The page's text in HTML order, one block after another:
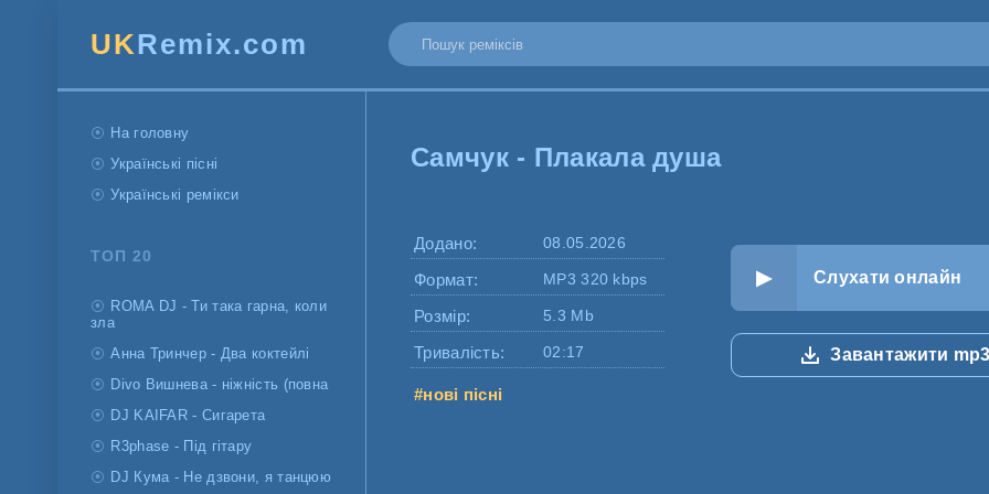
UKRemix.com
На головну
Українські пісні
Українські ремікси
ТОП 20
ROMA DJ - Ти така гарна, коли
зла
Анна Тринчер - Два коктейлі
Divo Вишнева - ніжність (повна
DJ KAIFAR - Сигарета
R3phase - Під гітару
DJ Кума - Не дзвони, я танцюю
Самчук - Плакала душа
Додано: 08.05.2026
Формат: MP3 320 kbps
Розмір: 5.3 Mb
Тривалість: 02:17
#нові пісні
Слухати онлайн
Завантажити